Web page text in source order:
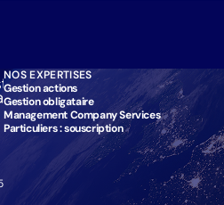
NOS EXPERTISES
Gestion actions
Gestion obligataire
Management Company Services
Particuliers : souscription